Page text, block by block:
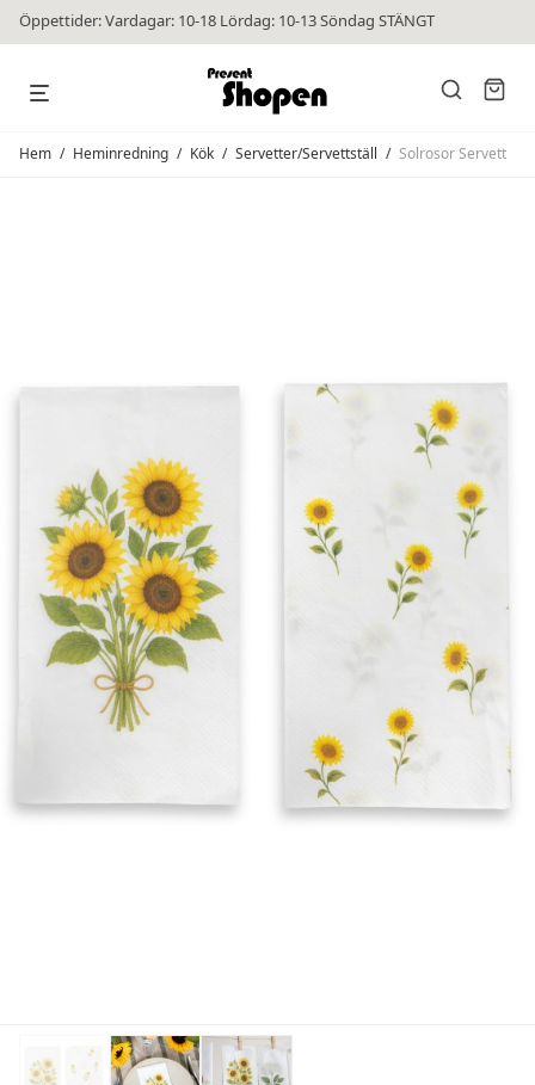
Öppettider: Vardagar: 10-18 Lördag: 10-13 Söndag STÄNGT
Hem / Heminredning / Kök / Servetter/Servettställ / Solrosor Servett